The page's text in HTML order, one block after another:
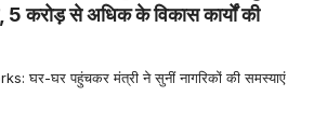
5 करोड़ से अधिक के विकास कार्यों की
घर-घर पहुंचकर मंत्री ने सुनीं नागरिकों की समस्याएं